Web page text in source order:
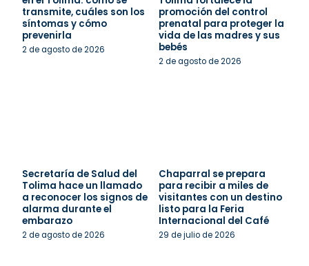
transmite, cuáles son los
síntomas y cómo
prevenirla
2 de agosto de 2026
promoción del control
prenatal para proteger la
vida de las madres y sus
bebés
2 de agosto de 2026
Secretaría de Salud del
Tolima hace un llamado
a reconocer los signos de
alarma durante el
embarazo
2 de agosto de 2026
Chaparral se prepara
para recibir a miles de
visitantes con un destino
listo para la Feria
Internacional del Café
29 de julio de 2026